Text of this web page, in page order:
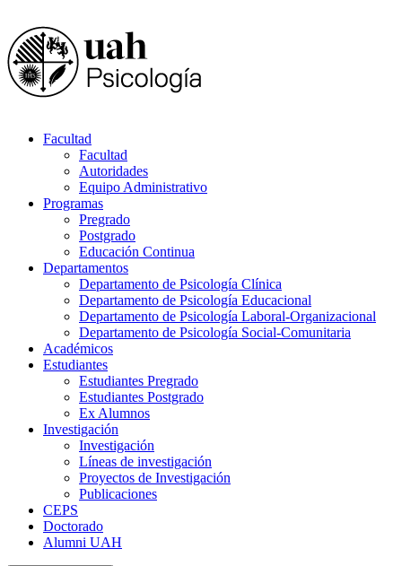
Facultad
Facultad
Autoridades
Equipo Administrativo
Programas
Pregrado
Postgrado
Educación Continua
Departamentos
Departamento de Psicología Clínica
Departamento de Psicología Educacional
Departamento de Psicología Laboral-Organizacional
Departamento de Psicología Social-Comunitaria
Académicos
Estudiantes
Estudiantes Pregrado
Estudiantes Postgrado
Ex Alumnos
Investigación
Investigación
Líneas de investigación
Proyectos de Investigación
Publicaciones
CEPS
Doctorado
Alumni UAH